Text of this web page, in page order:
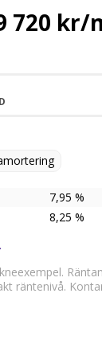
720 kr/
7,95 %
8,25 %
räntenivå.